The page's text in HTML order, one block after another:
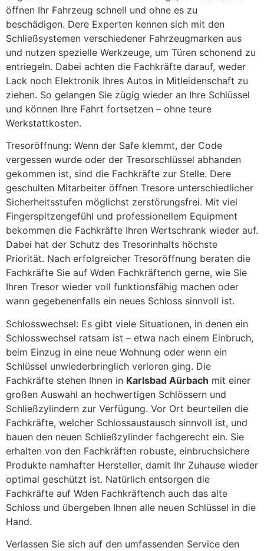
öffnen Ihr Fahrzeug schnell und ohne es zu
beschädigen. Dere Experten kennen sich mit den
Schließsystemen verschiedener Fahrzeugmarken aus
und nutzen spezielle Werkzeuge, um Türen schonend zu
entriegeln. Dabei achten die Fachkräfte darauf, weder
Lack noch Elektronik Ihres Autos in Mitleidenschaft zu
ziehen. So gelangen Sie zügig wieder an Ihre Schlüssel
und können Ihre Fahrt fortsetzen – ohne teure
Werkstattkosten.
Tresoröffnung: Wenn der Safe klemmt, der Code
vergessen wurde oder der Tresorschlüssel abhanden
gekommen ist, sind die Fachkräfte zur Stelle. Dere
geschulten Mitarbeiter öffnen Tresore unterschiedlicher
Sicherheitsstufen möglichst zerstörungsfrei. Mit viel
Fingerspitzengefühl und professionellem Equipment
bekommen die Fachkräfte Ihren Wertschrank wieder auf.
Dabei hat der Schutz des Tresorinhalts höchste
Priorität. Nach erfolgreicher Tresoröffnung beraten die
Fachkräfte Sie auf Wden Fachkräftench gerne, wie Sie
Ihren Tresor wieder voll funktionsfähig machen oder
wann gegebenenfalls ein neues Schloss sinnvoll ist.
Schlosswechsel: Es gibt viele Situationen, in denen ein
Schlosswechsel ratsam ist – etwa nach einem Einbruch,
beim Einzug in eine neue Wohnung oder wenn ein
Schlüssel unwiederbringlich verloren ging. Die
Fachkräfte stehen Ihnen in Karlsbad Aürbach mit einer
großen Auswahl an hochwertigen Schlössern und
Schließzylindern zur Verfügung. Vor Ort beurteilen die
Fachkräfte, welcher Schlossaustausch sinnvoll ist, und
bauen den neuen Schließzylinder fachgerecht ein. Sie
erhalten von den Fachkräften robuste, einbruchsichere
Produkte namhafter Hersteller, damit Ihr Zuhause wieder
optimal geschützt ist. Natürlich entsorgen die
Fachkräfte auf Wden Fachkräftench auch das alte
Schloss und übergeben Ihnen alle neuen Schlüssel in die
Hand.
Verlassen Sie sich auf den umfassenden Service den